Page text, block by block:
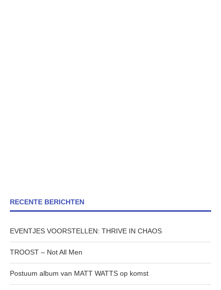
RECENTE BERICHTEN
EVENTJES VOORSTELLEN: THRIVE IN CHAOS
TROOST – Not All Men
Postuum album van MATT WATTS op komst